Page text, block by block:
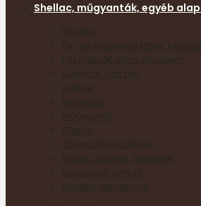
Shellac, műgyanták, egyéb
Enyvek
Fa- és műanyag kittek,
Fakártevők elleni védelem
Gyanták, viaszok
Lakkok
Méhviasz
Műgyanták
Olajok
Olvasztókészülékek
Pácok, lazúrok, festékek
Retusálás, javítás